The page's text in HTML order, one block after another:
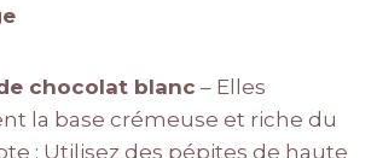
chocolat blanc – Elles
la base crémeuse et riche du
: Utilisez des pépites de haute